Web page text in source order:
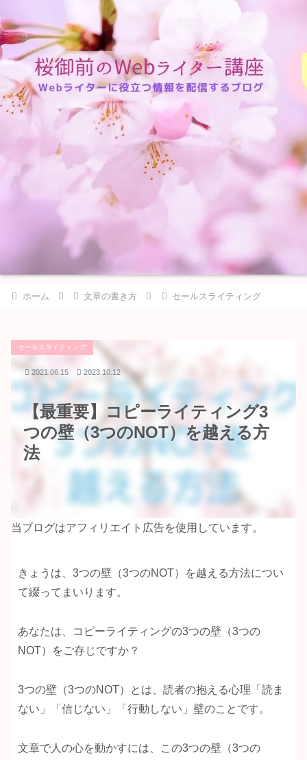
ホーム 文章の書き方 セールスライティング
【最重要】コピーライティング3
つの壁（3つのNOT）を越える方
法
セールスライティング
2021.06.15 2023.10.12
当ブログはアフィリエイト広告を使用しています。
きょうは、3つの壁（3つのNOT）を越える方法につい
て綴ってまいります。
あなたは、コピーライティングの3つの壁（3つの
NOT）をご存じですか？
3つの壁（3つのNOT）とは、読者の抱える心理「読ま
ない」「信じない」「行動しない」壁のことです。
文章で人の心を動かすには、この3つの壁（3つの